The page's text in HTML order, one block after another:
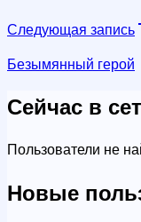
Следующая запись
Безымянный герой
Сейчас в
Пользователи не
Новые